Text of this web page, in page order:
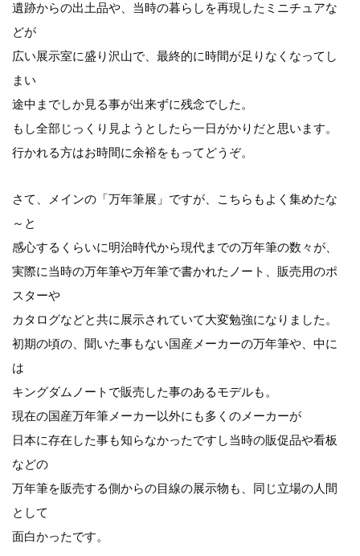
遺跡からの出土品や、当時の暮らしを再現したミニチュアな
どが
広い展示室に盛り沢山で、最終的に時間が足りなくなってし
まい
途中までしか見る事が出来ずに残念でした。
もし全部じっくり見ようとしたら一日がかりだと思います。
行かれる方はお時間に余裕をもってどうぞ。
さて、メインの「万年筆展」ですが、こちらもよく集めたな
～と
感心するくらいに明治時代から現代までの万年筆の数々が、
実際に当時の万年筆や万年筆で書かれたノート、販売用のポ
スターや
カタログなどと共に展示されていて大変勉強になりました。
初期の頃の、聞いた事もない国産メーカーの万年筆や、中に
は
キングダムノートで販売した事のあるモデルも。
現在の国産万年筆メーカー以外にも多くのメーカーが
日本に存在した事も知らなかったですし当時の販促品や看板
などの
万年筆を販売する側からの目線の展示物も、同じ立場の人間
として
面白かったです。